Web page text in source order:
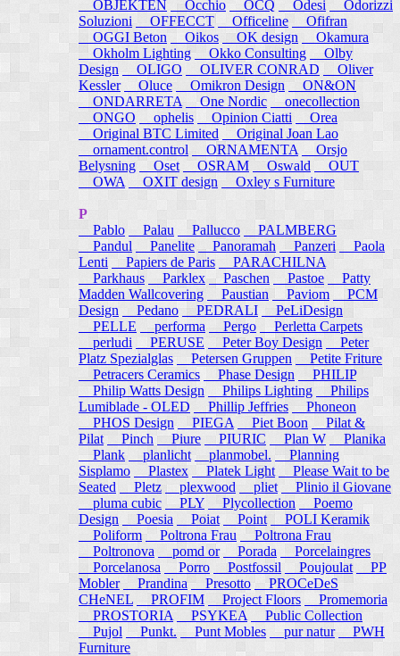
OBJEKTEN
Occhio OCQ Odesi
Odorizzi
Soluzioni
OFFECCT Officeline
Ofifran
OGGI Beton
Oikos OK design
Okamura
Okholm Lighting
Okko Consulting
Olby
Design
OLIGO OLIVER CONRAD
Oliver
Kessler
Oluce Omikron Design
ON&ON
ONDARRETA
One Nordic
onecollection
ONGO
ophelis Opinion Ciatti
Orea
Original BTC Limited
Original Joan Lao
ornament.control
ORNAMENTA
Orsjo
Belysning
Oset OSRAM Oswald
OUT
OWA
OXIT design Oxley s Furniture
P
Pablo
Palau Pallucco
PALMBERG
Pandul
Panelite Panoramah Panzeri
Paola
Lenti
Papiers de Paris
PARACHILNA
Parkhaus
Parklex Paschen Pastoe
Patty
Madden Wallcovering
Paustian Paviom
PCM
Design
Pedano PEDRALI
PeLiDesign
PELLE
performa Pergo
Perletta Carpets
perludi
PERUSE Peter Boy Design
Peter
Platz Spezialglas
Petersen Gruppen
Petite Friture
Petracers Ceramics
Phase Design
PHILIP
Philip Watts Design
Philips Lighting
Philips
Lumiblade - OLED
Phillip Jeffries
Phoneon
PHOS Design
PIEGA Piet Boon
Pilat &
Pilat
Pinch Piure PIURIC Plan W
Planika
Plank
planlicht planmobel. Planning
Sisplamo
Plastex Platek Light
Please Wait to be
Seated
Pletz plexwood pliet
Plinio il Giovane
pluma cubic
PLY Plycollection
Poemo
Design
Poesia Poiat Point
POLI Keramik
Poliform
Poltrona Frau
Poltrona Frau
Poltronova
pomd or Porada
Porcelaingres
Porcelanosa
Porro Postfossil Poujoulat
PP
Mobler
Prandina Presotto
PROCeDeS
CHeNEL
PROFIM Project Floors
Promemoria
PROSTORIA
PSYKEA
Public Collection
Pujol
Punkt. Punt Mobles pur natur
PWH
Furniture